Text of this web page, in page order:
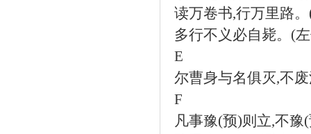
读万卷书,行万里路。
多行不义必自毙。 (
E
尔曹身与名俱灭,不
F
凡事豫(预)则立,不豫(